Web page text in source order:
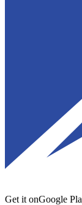
Get it onGoogle